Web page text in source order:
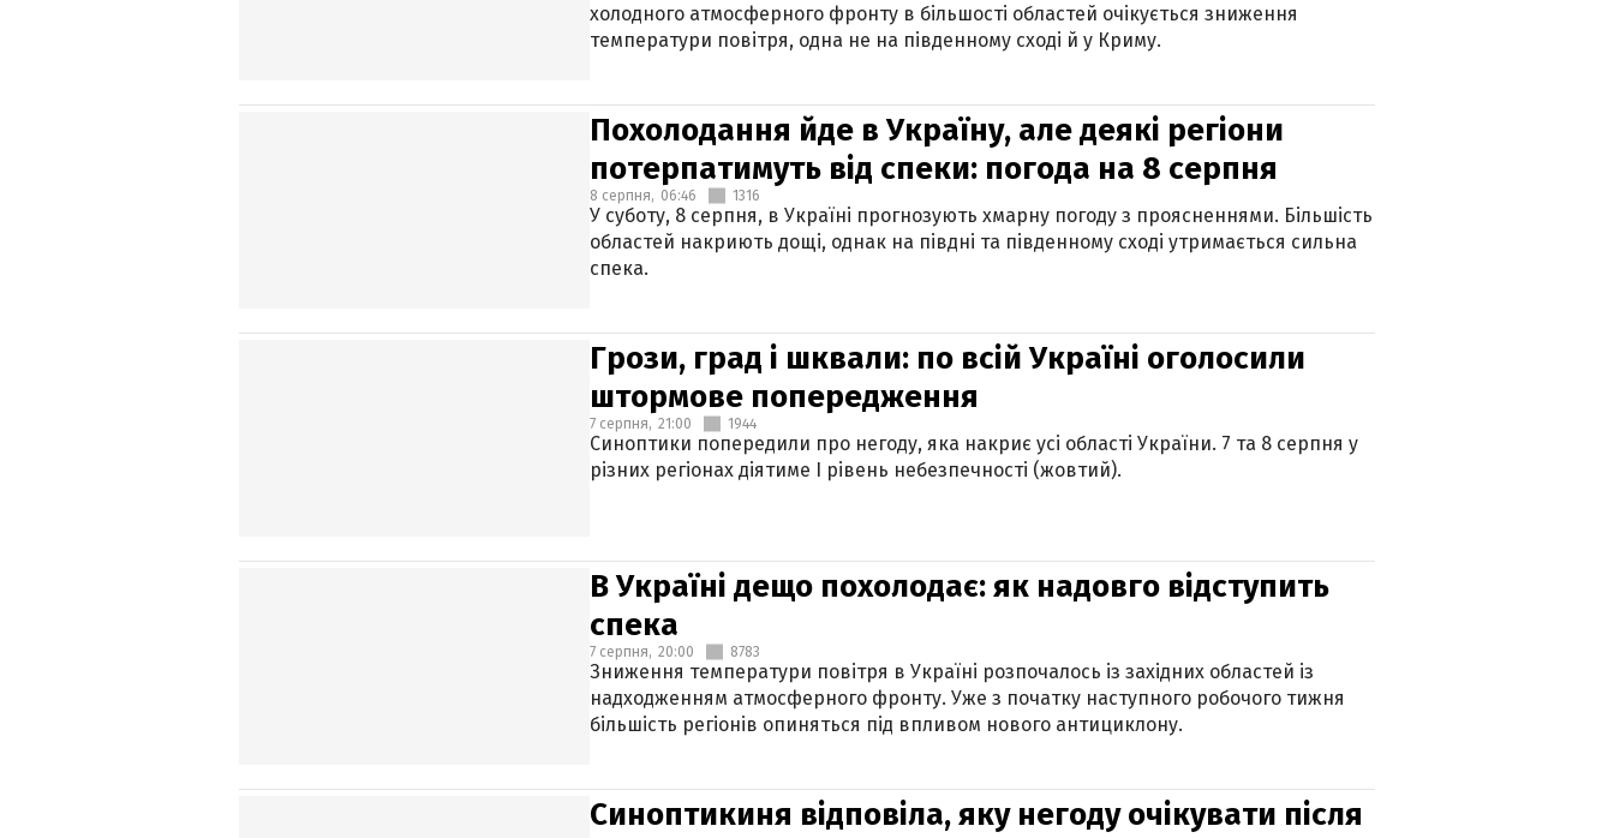
холодного атмосферного фронту в більшості областей очікується зниження
температури повітря, одна не на південному сході й у Криму.
Похолодання йде в Україну, але деякі регіони
потерпатимуть від спеки: погода на 8 серпня
8 серпня, 06:46 1316
У суботу, 8 серпня, в Україні прогнозують хмарну погоду з проясненнями. Більшість
областей накриють дощі, однак на півдні та південному сході утримається сильна
спека.
Грози, град і шквали: по всій Україні оголосили
штормове попередження
7 серпня, 21:00 1944
Синоптики попередили про негоду, яка накриє усі області України. 7 та 8 серпня у
різних регіонах діятиме І рівень небезпечності (жовтий).
В Україні дещо похолодає: як надовго відступить
спека
7 серпня, 20:00 8783
Зниження температури повітря в Україні розпочалось із західних областей із
надходженням атмосферного фронту. Уже з початку наступного робочого тижня
більшість регіонів опиняться під впливом нового антициклону.
Синоптикиня відповіла, яку негоду очікувати після